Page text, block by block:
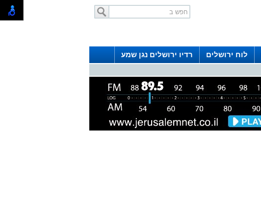
לוח ירושלים
רדיו ירושלים נגן שמע